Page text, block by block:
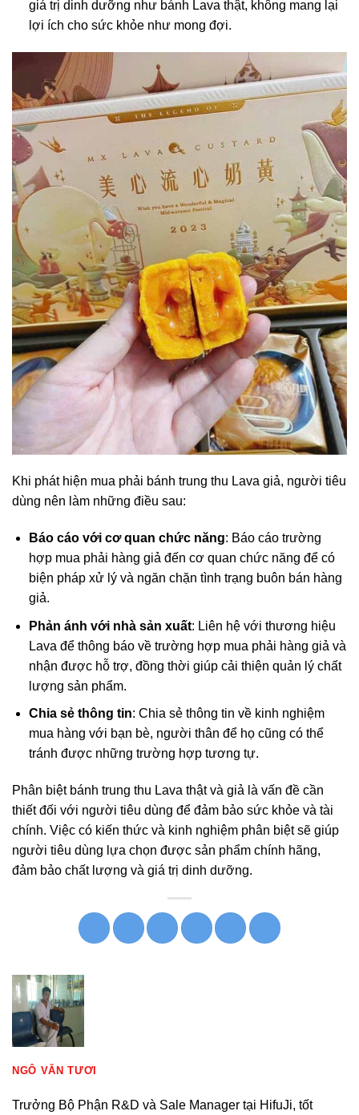
giá trị dinh dưỡng như bánh Lava thật, không mang lại
lợi ích cho sức khỏe như mong đợi.
Khi phát hiện mua phải bánh trung thu Lava giả, người tiêu
dùng nên làm những điều sau:
Báo cáo với cơ quan chức năng: Báo cáo trường
hợp mua phải hàng giả đến cơ quan chức năng để có
biện pháp xử lý và ngăn chặn tình trạng buôn bán hàng
giả.
Phản ánh với nhà sản xuất: Liên hệ với thương hiệu
Lava để thông báo về trường hợp mua phải hàng giả và
nhận được hỗ trợ, đồng thời giúp cải thiện quản lý chất
lượng sản phẩm.
Chia sẻ thông tin: Chia sẻ thông tin về kinh nghiệm
mua hàng với bạn bè, người thân để họ cũng có thể
tránh được những trường hợp tương tự.
Phân biệt bánh trung thu Lava thật và giả là vấn đề cần
thiết đối với người tiêu dùng để đảm bảo sức khỏe và tài
chính. Việc có kiến thức và kinh nghiệm phân biệt sẽ giúp
người tiêu dùng lựa chọn được sản phẩm chính hãng,
đảm bảo chất lượng và giá trị dinh dưỡng.
NGÔ VĂN TƯƠI
Trưởng Bộ Phận R&D và Sale Manager tại HifuJi, tốt